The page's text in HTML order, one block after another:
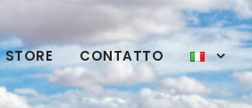
STORE CONTATTO